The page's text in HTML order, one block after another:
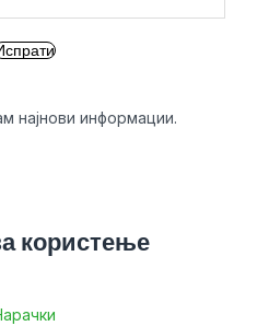
најнови информации.
користење